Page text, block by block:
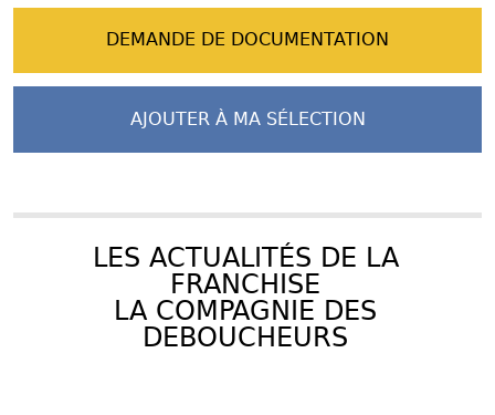
DEMANDE DE DOCUMENTATION
AJOUTER À MA SÉLECTION
LES ACTUALITÉS DE LA
FRANCHISE
LA COMPAGNIE DES
DEBOUCHEURS